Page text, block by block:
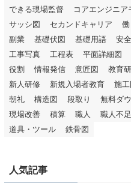
できる現場監督
コアエンジニア
サッシ図
セカンドキャリア
副業
基礎伏図 基礎用語
安
工事写真
工程表 平面詳細図
役割
情報発信 意匠図 教育
新人研修
新規入場者教育 施工
朝礼
構造図 段取り
無料ダ
現場改善
積算 職人 職人不足
道具・ツール
鉄骨図
人気記事